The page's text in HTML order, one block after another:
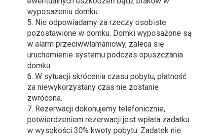
wyposażeniu domku.
5. Nie odpowiadamy za rzeczy osobiste
pozostawione w domku. Domki wyposażone są
w alarm przeciwwłamaniowy, zaleca się
uruchomienie systemu podczas opuszczania
domku.
6. W sytuacji skrócenia czasu pobytu, płatność
za niewykorzystany czas nie zostanie
zwrócona.
7. Rezerwacji dokonujemy telefonicznie,
potwierdzeniem rezerwacji jest wpłata zadatku
w wysokości 30% kwoty pobytu. Zadatek nie